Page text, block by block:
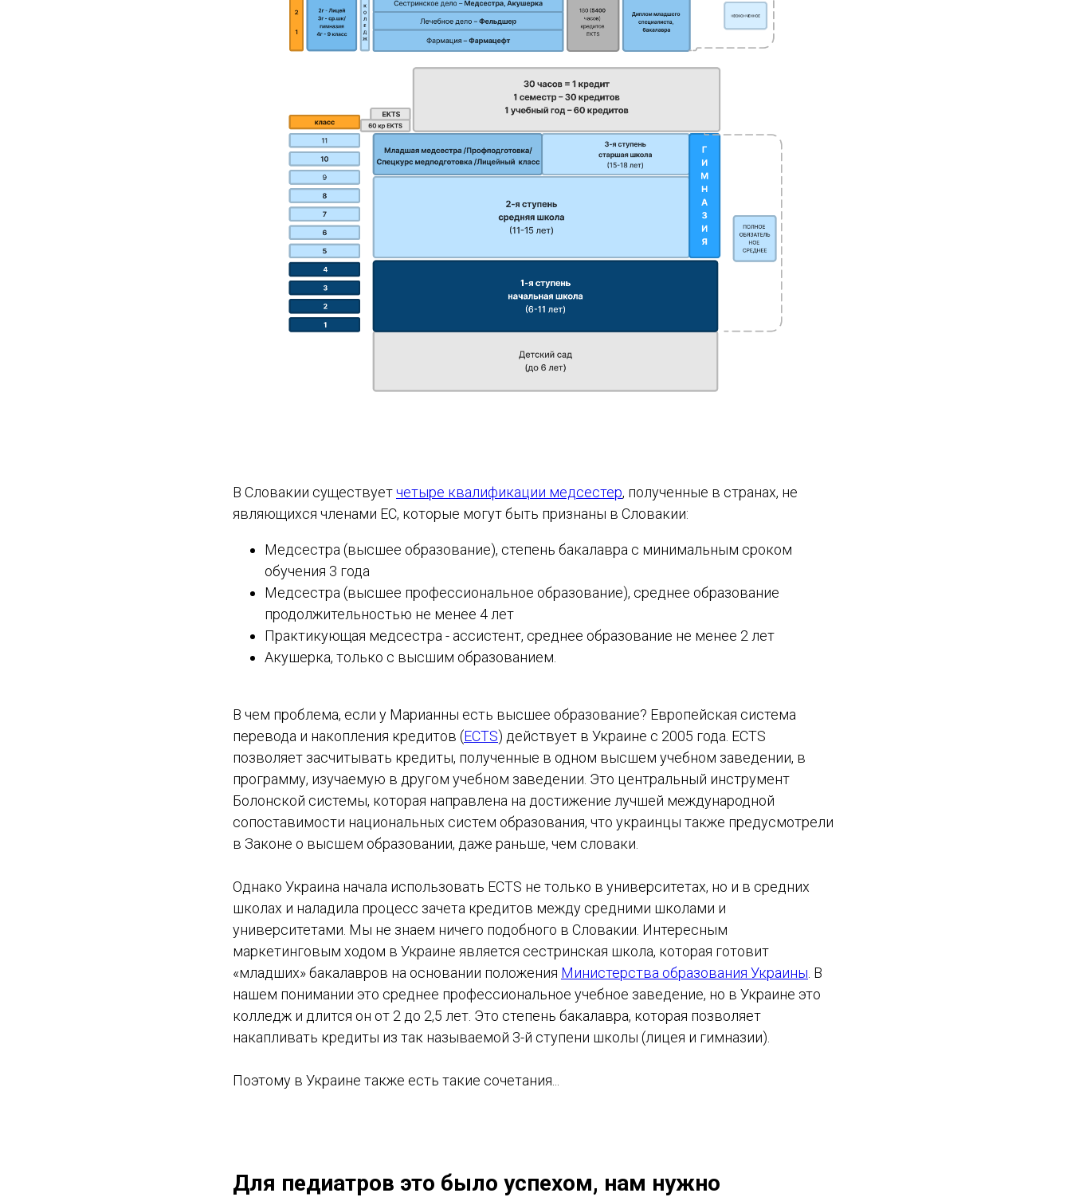
В Словакии существуетчетыре квалификации медсестер, полученные в странах, не
являющихся членами ЕС, которые могут быть признаны в Словакии:
Медсестра (высшее образование), степень бакалавра с минимальным сроком
обучения 3 года
Медсестра (высшее профессиональное образование), среднее образование
продолжительностью не менее 4 лет
Практикующая медсестра - ассистент, среднее образование не менее 2 лет
Акушерка, только с высшим образованием.
В чем проблема, если у Марианны есть высшее образование? Европейская система
перевода и накопления кредитов (ECTS) действует в Украине с 2005 года. ECTS
позволяет засчитывать кредиты, полученные в одном высшем учебном заведении, в
программу, изучаемую в другом учебном заведении. Это центральный инструмент
Болонской системы, которая направлена на достижение лучшей международной
сопоставимости национальных систем образования, что украинцы также предусмотрели
в Законе о высшем образовании, даже раньше, чем словаки.
Однако Украина начала использовать ECTS не только в университетах, но и в средних
школах и наладила процесс зачета кредитов между средними школами и
университетами. Мы не знаем ничего подобного в Словакии. Интересным
маркетинговым ходом в Украине является сестринская школа, которая готовит
«младших» бакалавров на основании положения Министерства образования Украины. В
нашем понимании это среднее профессиональное учебное заведение, но в Украине это
колледж и длится он от 2 до 2,5 лет. Это степень бакалавра, которая позволяет
накапливать кредиты из так называемой 3-й ступени школы (лицея и гимназии).
Поэтому в Украине также есть такие сочетания...
Для педиатров это было успехом, нам нужно